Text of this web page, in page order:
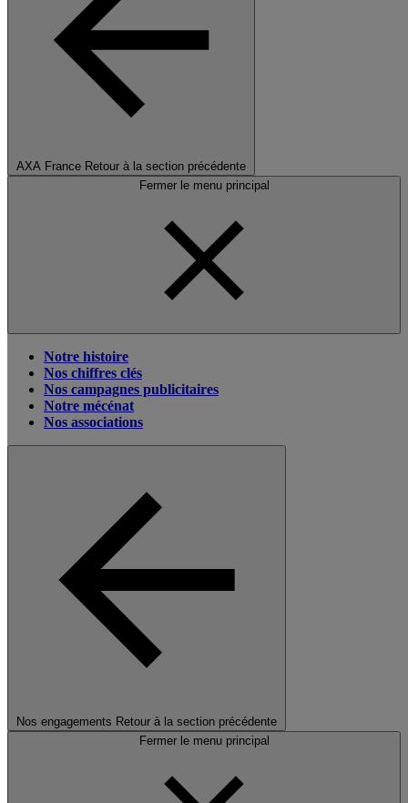
AXA France Retour à la section précédente
Fermer le menu principal
Notre histoire
Nos chiffres clés
Nos campagnes publicitaires
Notre mécénat
Nos associations
Nos engagements Retour à la section précédente
Fermer le menu principal